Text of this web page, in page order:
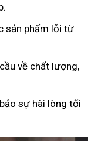
sản phẩm lỗi từ
về chất lượng,
sự hài lòng tối